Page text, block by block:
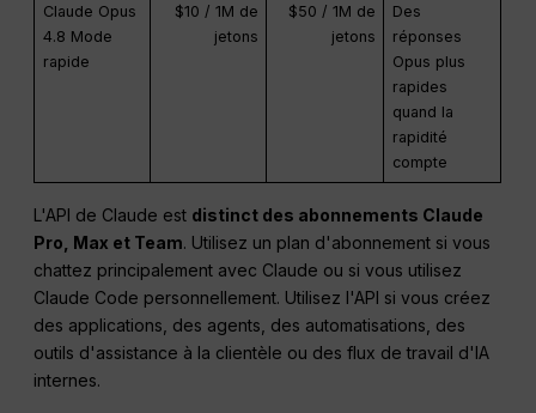
Claude Opus
4.8 Mode
rapide
$10 / 1M de
jetons
$50 / 1M de
jetons
Des
réponses
Opus plus
rapides
quand la
rapidité
compte
L'API de Claude est distinct des abonnements Claude
Pro, Max et Team. Utilisez un plan d'abonnement si vous
chattez principalement avec Claude ou si vous utilisez
Claude Code personnellement. Utilisez l'API si vous créez
des applications, des agents, des automatisations, des
outils d'assistance à la clientèle ou des flux de travail d'IA
internes.